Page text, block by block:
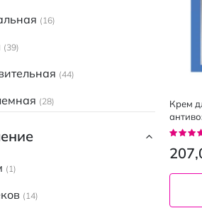
Крем
8
Derm
11
16
39
44
28
1
14